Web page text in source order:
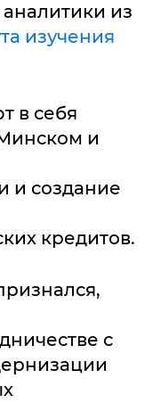
из
изучения
в себя
и
и создание
кредитов.
с